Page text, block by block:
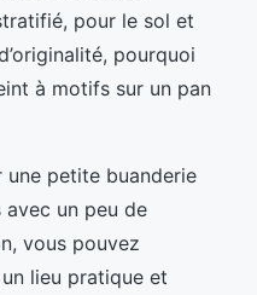
pour le sol et
pourquoi
à motifs sur un pan
une petite buanderie
un peu de
vous pouvez
lieu pratique et